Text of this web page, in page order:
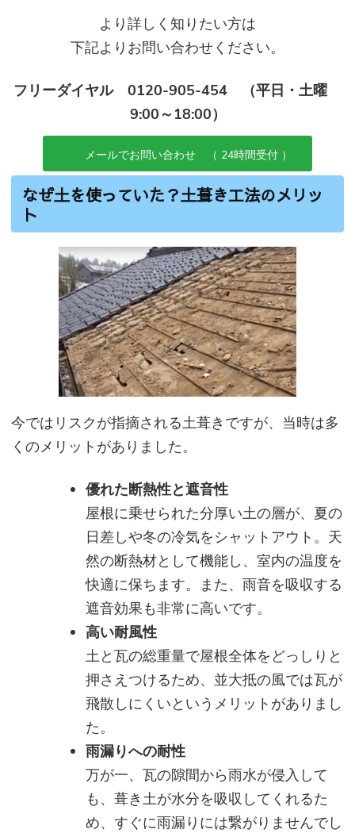
より詳しく知りたい方は
下記よりお問い合わせください。
フリーダイヤル 0120-905-454 （平日・土曜
9:00～18:00）
メールでお問い合わせ （ 24時間受付 ）
なぜ土を使っていた？土葺き工法のメリッ
ト
今ではリスクが指摘される土葺きですが、当時は多
くのメリットがありました。
優れた断熱性と遮音性
屋根に乗せられた分厚い土の層が、夏の
日差しや冬の冷気をシャットアウト。天
然の断熱材として機能し、室内の温度を
快適に保ちます。また、雨音を吸収する
遮音効果も非常に高いです。
高い耐風性
土と瓦の総重量で屋根全体をどっしりと
押さえつけるため、並大抵の風では瓦が
飛散しにくいというメリットがありまし
た。
雨漏りへの耐性
万が一、瓦の隙間から雨水が侵入して
も、葺き土が水分を吸収してくれるた
め、すぐに雨漏りには繋がりませんでし